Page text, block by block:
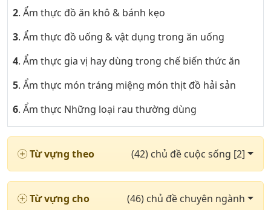
2. Ẩm thực đồ ăn khô & bánh kẹo
3. Ẩm thực đồ uống & vật dụng trong ăn uống
4. Ẩm thực gia vị hay dùng trong chế biến thức ăn
5. Ẩm thực món tráng miệng món thịt đồ hải sản
6. Ẩm thực Những loại rau thường dùng
7. Khoa trong bệnh viện & các loại thuốc phần 1
8. Khoa trong bệnh viện & các loại thuốc phần 2
9. Những cặp từ trái nghĩa nhau phần 1
10. Những cặp từ trái nghĩa nhau phần 2
Từ vựng theo (42) chủ đề cuộc sống [2]
Từ vựng cho (46) chủ đề chuyên ngành